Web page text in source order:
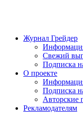
Журнал Грейдер
Свежий
Подписка
О проекте
Подписка
Авторские
Рекламодателям